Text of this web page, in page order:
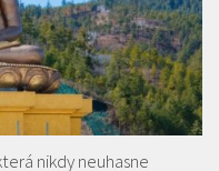
nikdy neuhasne